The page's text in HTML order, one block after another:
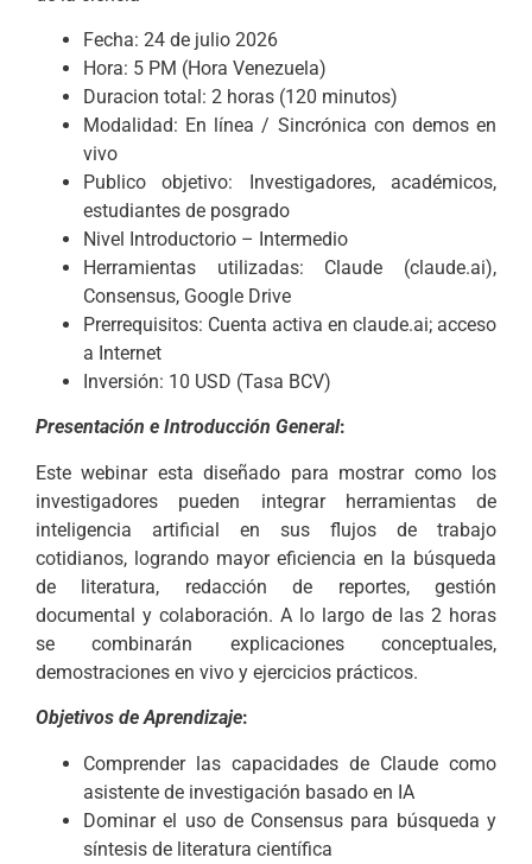
Fecha: 24 de julio 2026
Hora: 5 PM (Hora Venezuela)
Duracion total: 2 horas (120 minutos)
Modalidad: En línea / Sincrónica con demos en
vivo
Publico objetivo: Investigadores, académicos,
estudiantes de posgrado
Nivel Introductorio – Intermedio
Herramientas utilizadas: Claude (claude.ai),
Consensus, Google Drive
Prerrequisitos: Cuenta activa en claude.ai; acceso
a Internet
Inversión: 10 USD (Tasa BCV)
Presentación e Introducción General:
Este webinar esta diseñado para mostrar como los
investigadores pueden integrar herramientas de
inteligencia artificial en sus flujos de trabajo
cotidianos, logrando mayor eficiencia en la búsqueda
de literatura, redacción de reportes, gestión
documental y colaboración. A lo largo de las 2 horas
se combinarán explicaciones conceptuales,
demostraciones en vivo y ejercicios prácticos.
Objetivos de Aprendizaje:
Comprender las capacidades de Claude como
asistente de investigación basado en IA
Dominar el uso de Consensus para búsqueda y
síntesis de literatura científica